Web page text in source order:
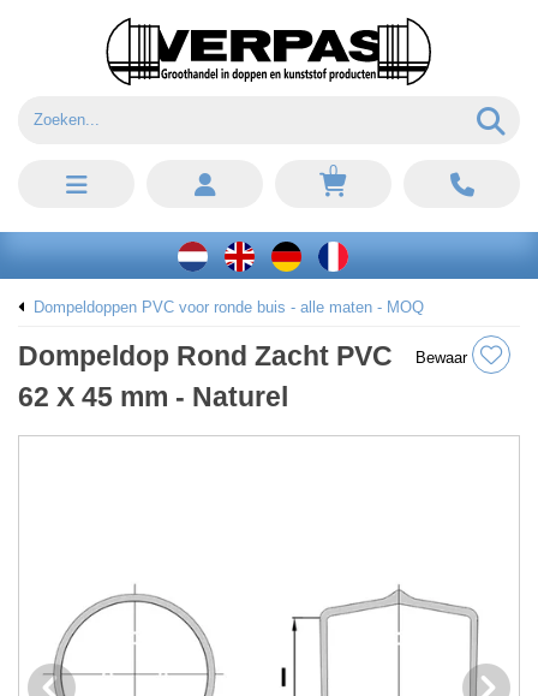
0
Dompeldoppen PVC voor ronde buis - alle maten - MOQ
Dompeldop Rond Zacht PVC
62 X 45 mm - Naturel
Bewaar